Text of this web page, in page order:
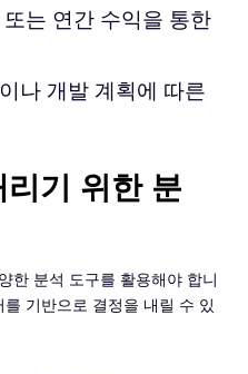
또는 연간 수익을 통한
나 개발 계획에 따른
기 위한 분
한 분석 도구를 활용해야 합니
기반으로 결정을 내릴 수 있